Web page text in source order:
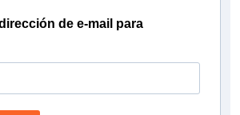
de e-mail para